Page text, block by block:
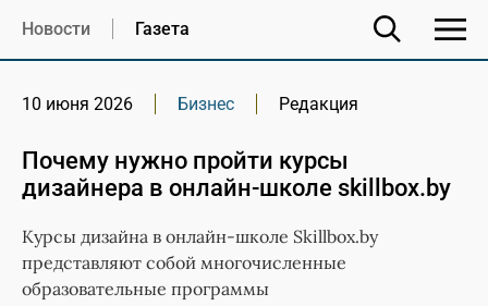
Новости Газета
10 июня 2026 Бизнес Редакция
Почему нужно пройти курсы
дизайнера в онлайн-школе skillbox.by
Курсы дизайна в онлайн-школе Skillbox.by
представляют собой многочисленные
образовательные программы